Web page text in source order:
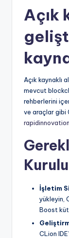
Açık
Açık kaynaklı
mevcut
rehberlerini
ve araçlar gibi
rapidinnovation
İşletim
yükleyin,
Boost
CLion